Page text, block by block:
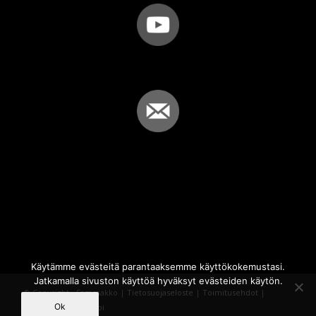
© Copyright - Sammakko | Tietosuojaseloste | Toimitusehdot |
Powered by
iQWebbi
Käytämme evästeitä parantaaksemme käyttökokemustasi.
Jatkamalla sivuston käyttöä hyväksyt evästeiden käytön.
Ok